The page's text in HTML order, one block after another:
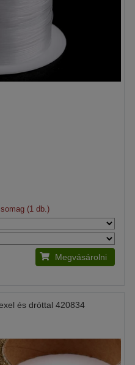
(1 db.)
Megvásárolni
és dróttal 420834